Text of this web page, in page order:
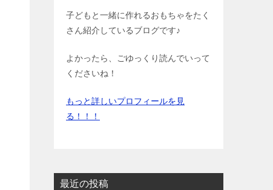
子どもと一緒に作れるおもちゃをたく
さん紹介しているブログです♪
よかったら、ごゆっくり読んでいって
くださいね！
もっと詳しいプロフィールを見
る！！！
最近の投稿